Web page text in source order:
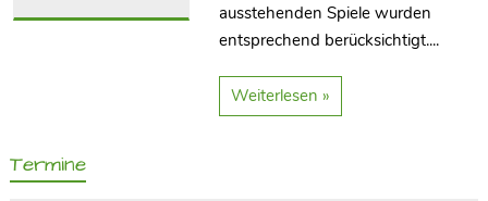
ausstehenden Spiele wurden
entsprechend berücksichtigt....
Weiterlesen »
Termine